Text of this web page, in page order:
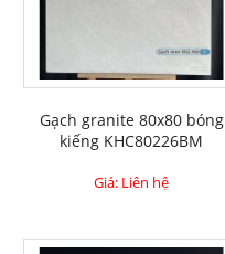
Gạch granite 80x80 bóng
kiếng KHC80226BM
Giá: Liên hệ